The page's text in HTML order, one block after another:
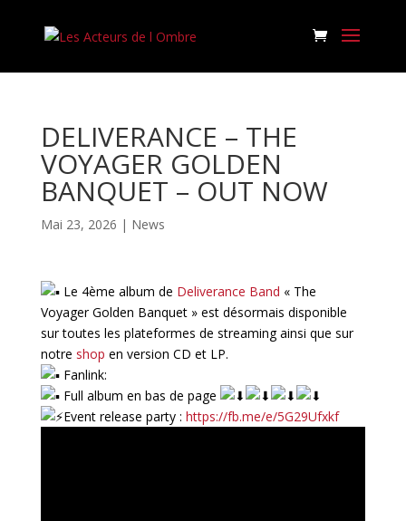
DELIVERANCE – THE
VOYAGER GOLDEN
BANQUET – OUT NOW
Mai 23, 2026 | News
Le 4ème album de Deliverance Band « The
Voyager Golden Banquet » est désormais disponible
sur toutes les plateformes de streaming ainsi que sur
notre shop en version CD et LP.
Fanlink:
Full album en bas de page
Event release party : https://fb.me/e/5G29Ufxkf